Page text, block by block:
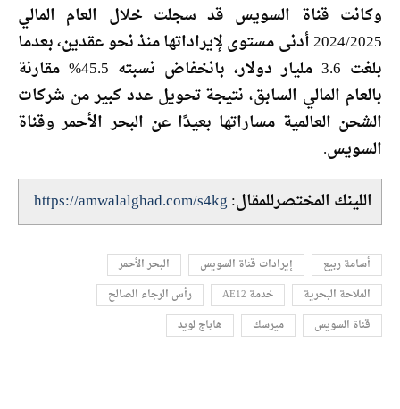
وكانت قناة السويس قد سجلت خلال العام المالي
2024/2025 أدنى مستوى لإيراداتها منذ نحو عقدين، بعدما
بلغت 3.6 مليار دولار، بانخفاض نسبته 45.5% مقارنة
بالعام المالي السابق، نتيجة تحويل عدد كبير من شركات
الشحن العالمية مساراتها بعيدًا عن البحر الأحمر وقناة
السويس.
اللينك المختصرللمقال:https://amwalalghad.com/s4kg
أسامة ربيع إيرادات قناة السويس
البحر الأحمر
الملاحة البحرية
خدمة AE12
رأس الرجاء الصالح
قناة السويس
ميرسك هاباج لويد